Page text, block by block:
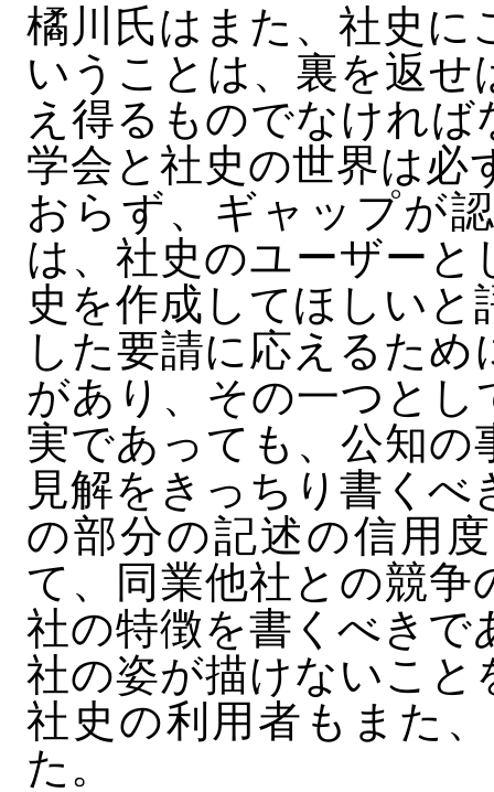
橘川氏はまた、社史に
いうことは、裏を返
え得るものでなけれ
学会と社史の世界は必
おらず、ギャップが
は、社史のユーザー
史を作成してほしい
した要請に応えるた
があり、その一つと
実であっても、公知の
見解をきっちり書く
の部分の記述の信用
て、同業他社との競争
社の特徴を書くべきで
社の姿が描けないこと
社史の利用者もまた
た。